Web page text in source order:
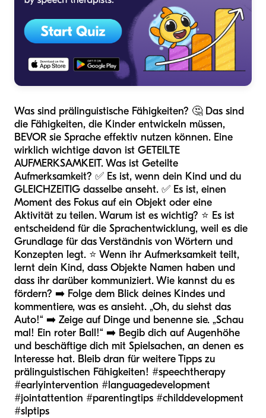
Was sind prälinguistische Fähigkeiten? 🤔 Das sind
die Fähigkeiten, die Kinder entwickeln müssen,
BEVOR sie Sprache effektiv nutzen können. Eine
wirklich wichtige davon ist GETEILTE
AUFMERKSAMKEIT. Was ist Geteilte
Aufmerksamkeit? ✅ Es ist, wenn dein Kind und du
GLEICHZEITIG dasselbe anseht. ✅ Es ist, einen
Moment des Fokus auf ein Objekt oder eine
Aktivität zu teilen. Warum ist es wichtig? ⭐ Es ist
entscheidend für die Sprachentwicklung, weil es die
Grundlage für das Verständnis von Wörtern und
Konzepten legt. ⭐ Wenn ihr Aufmerksamkeit teilt,
lernt dein Kind, dass Objekte Namen haben und
dass ihr darüber kommuniziert. Wie kannst du es
fördern? ➡️ Folge dem Blick deines Kindes und
kommentiere, was es ansieht. „Oh, du siehst das
Auto!“ ➡️ Zeige auf Dinge und benenne sie. „Schau
mal! Ein roter Ball!“ ➡️ Begib dich auf Augenhöhe
und beschäftige dich mit Spielsachen, an denen es
Interesse hat. Bleib dran für weitere Tipps zu
prälinguistischen Fähigkeiten! #speechtherapy
#earlyintervention #languagedevelopment
#jointattention #parentingtips #childdevelopment
#slptips